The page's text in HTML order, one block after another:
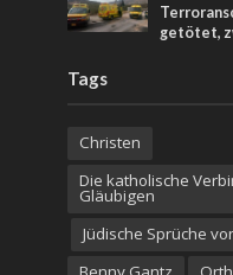
getötet,
Tags
Christen
Die katholische
Gläubigen
Jüdische Sprüche